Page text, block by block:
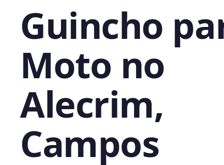
Guincho
Moto no
Alecrim,
Campos